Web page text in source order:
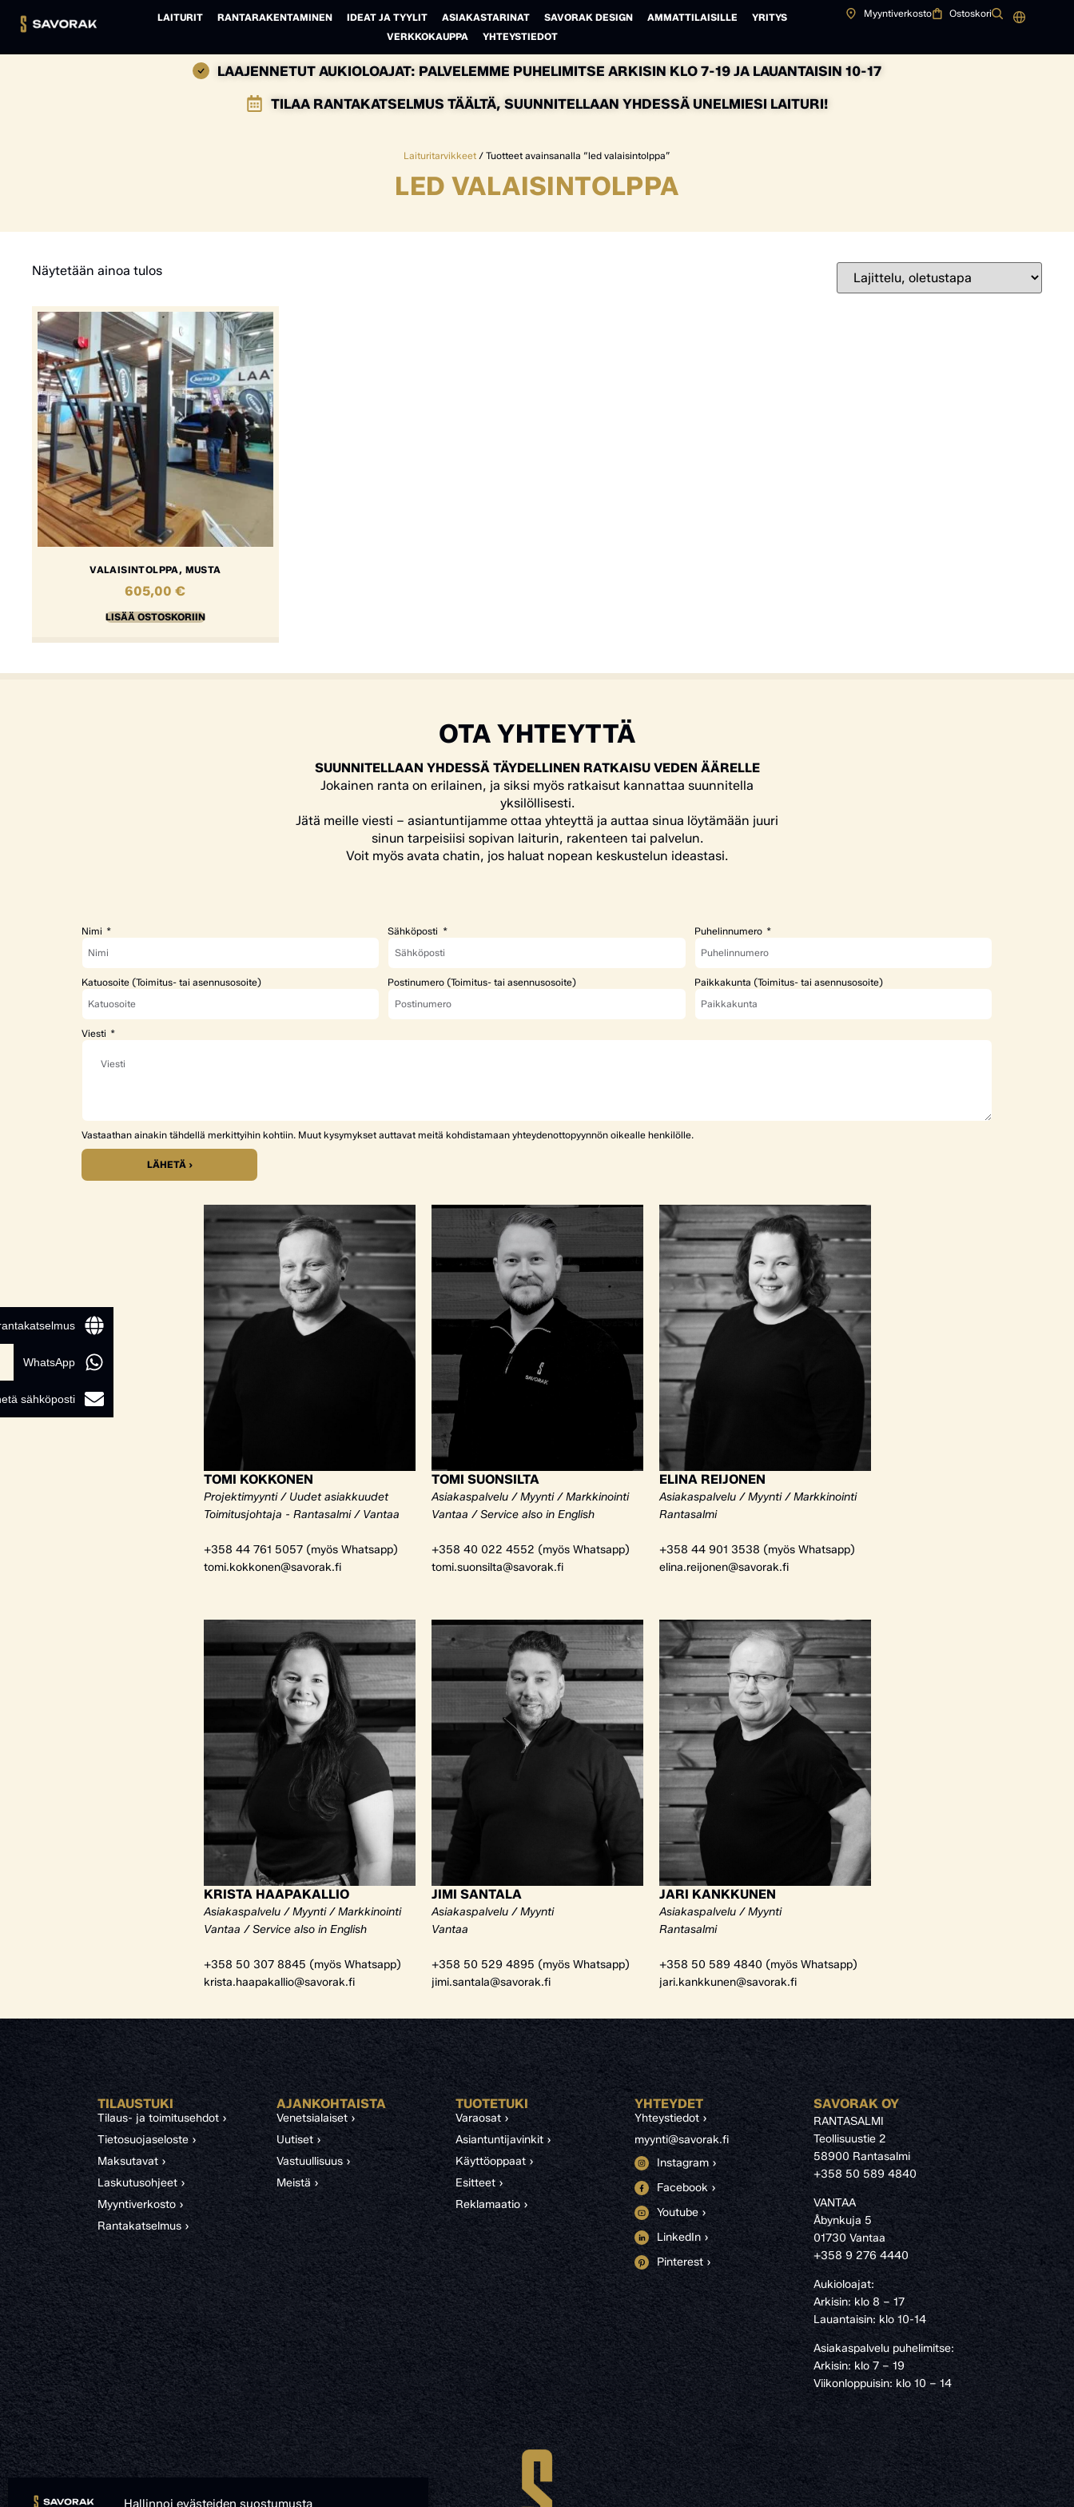
Hallinnoi evästeiden suostumusta
LAITURIT RANTARAKENTAMINEN IDEAT JA TYYLIT ASIAKASTARINAT SAVORAK DESIGN AMMATTILAISILLE
YRITYS
VERKKOKAUPPA
YHTEYSTIEDOT
Myyntiverkosto Ostoskori
LAAJENNETUT AUKIOLOAJAT: PALVELEMME PUHELIMITSE ARKISIN KLO 7-19 JA LAUANTAISIN 10-17
TILAA RANTAKATSELMUS TÄÄLTÄ, SUUNNITELLAAN YHDESSÄ UNELMIESI LAITURI!
Laituritarvikkeet / Tuotteet avainsanalla “led valaisintolppa”
LED VALAISINTOLPPA
Näytetään ainoa tulos
VALAISINTOLPPA, MUSTA
605,00€
LISÄÄ OSTOSKORIIN
OTA YHTEYTTÄ
SUUNNITELLAAN YHDESSÄ TÄYDELLINEN RATKAISU VEDEN ÄÄRELLE
Jokainen ranta on erilainen, ja siksi myös ratkaisut kannattaa suunnitella
yksilöllisesti.
Jätä meille viesti – asiantuntijamme ottaa yhteyttä ja auttaa sinua löytämään juuri
sinun tarpeisiisi sopivan laiturin, rakenteen tai palvelun.
Voit myös avata chatin, jos haluat nopean keskustelun ideastasi.
Nimi Sähköposti Puhelinnumero
Katuosoite (Toimitus- tai asennusosoite) Postinumero (Toimitus- tai asennusosoite) Paikkakunta (Toimitus- tai asennusosoite)
Viesti
Vastaathan ainakin tähdellä merkittyihin kohtiin. Muut kysymykset auttavat meitä kohdistamaan yhteydenottopyynnön oikealle henkilölle.
LÄHETÄ ›
TOMI KOKKONEN
Projektimyynti / Uudet asiakkuudet
Toimitusjohtaja - Rantasalmi / Vantaa
+358 44 761 5057 (myös Whatsapp)
tomi.kokkonen@savorak.fi
TOMI SUONSILTA
Asiakaspalvelu / Myynti / Markkinointi
Vantaa / Service also in English
+358 40 022 4552 (myös Whatsapp)
tomi.suonsilta@savorak.fi
ELINA REIJONEN
Asiakaspalvelu / Myynti / Markkinointi
Rantasalmi
+358 44 901 3538 (myös Whatsapp)
elina.reijonen@savorak.fi
KRISTA HAAPAKALLIO
Asiakaspalvelu / Myynti / Markkinointi
Vantaa / Service also in English
+358 50 307 8845 (myös Whatsapp)
krista.haapakallio@savorak.fi
JIMI SANTALA
Asiakaspalvelu / Myynti
Vantaa
+358 50 529 4895 (myös Whatsapp)
jimi.santala@savorak.fi
JARI KANKKUNEN
Asiakaspalvelu / Myynti
Rantasalmi
+358 50 589 4840 (myös Whatsapp)
jari.kankkunen@savorak.fi
TILAUSTUKI
Tilaus- ja toimitusehdot ›
Tietosuojaseloste ›
Maksutavat ›
Laskutusohjeet ›
Myyntiverkosto ›
Rantakatselmus ›
AJANKOHTAISTA
Venetsialaiset ›
Uutiset ›
Vastuullisuus ›
Meistä ›
TUOTETUKI
Varaosat ›
Asiantuntijavinkit ›
Käyttöoppaat ›
Esitteet ›
Reklamaatio ›
YHTEYDET
Yhteystiedot ›
myynti@savorak.fi
Instagram ›
Facebook ›
Youtube ›
LinkedIn ›
Pinterest ›
SAVORAK OY
RANTASALMI
Teollisuustie 2
58900 Rantasalmi
+358 50 589 4840
VANTAA
Åbynkuja 5
01730 Vantaa
+358 9 276 4440
Aukioloajat:
Arkisin: klo 8 – 17
Lauantaisin: klo 10-14
Asiakaspalvelu puhelimitse:
Arkisin: klo 7 – 19
Viikonloppuisin: klo 10 – 14
WhatsApp
sähköposti